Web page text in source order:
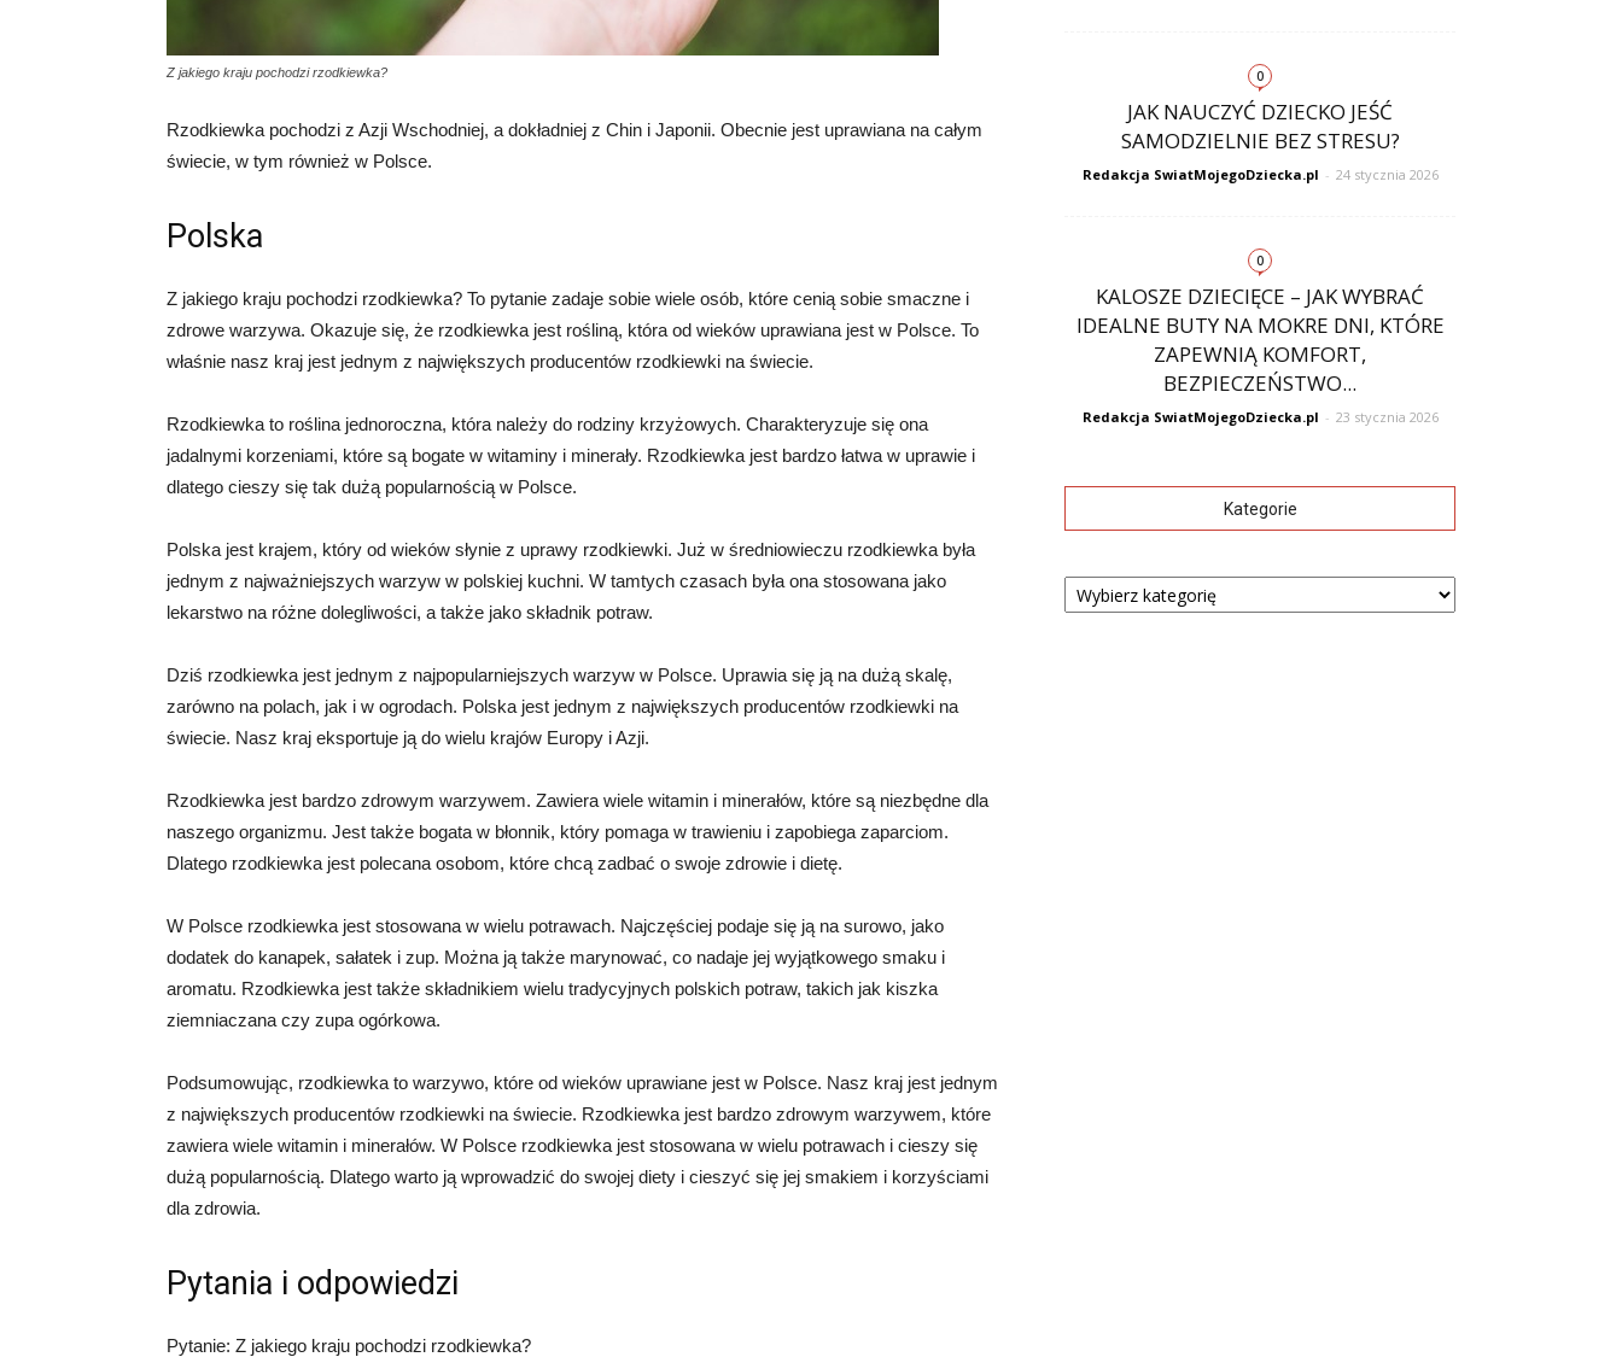
Z jakiego kraju pochodzi rzodkiewka?
Rzodkiewka pochodzi z Azji Wschodniej, a dokładniej z Chin i Japonii. Obecnie jest uprawiana na całym
świecie, w tym również w Polsce.
Polska
Z jakiego kraju pochodzi rzodkiewka? To pytanie zadaje sobie wiele osób, które cenią sobie smaczne i
zdrowe warzywa. Okazuje się, że rzodkiewka jest rośliną, która od wieków uprawiana jest w Polsce. To
właśnie nasz kraj jest jednym z największych producentów rzodkiewki na świecie.
Rzodkiewka to roślina jednoroczna, która należy do rodziny krzyżowych. Charakteryzuje się ona
jadalnymi korzeniami, które są bogate w witaminy i minerały. Rzodkiewka jest bardzo łatwa w uprawie i
dlatego cieszy się tak dużą popularnością w Polsce.
Polska jest krajem, który od wieków słynie z uprawy rzodkiewki. Już w średniowieczu rzodkiewka była
jednym z najważniejszych warzyw w polskiej kuchni. W tamtych czasach była ona stosowana jako
lekarstwo na różne dolegliwości, a także jako składnik potraw.
Dziś rzodkiewka jest jednym z najpopularniejszych warzyw w Polsce. Uprawia się ją na dużą skalę,
zarówno na polach, jak i w ogrodach. Polska jest jednym z największych producentów rzodkiewki na
świecie. Nasz kraj eksportuje ją do wielu krajów Europy i Azji.
Rzodkiewka jest bardzo zdrowym warzywem. Zawiera wiele witamin i minerałów, które są niezbędne dla
naszego organizmu. Jest także bogata w błonnik, który pomaga w trawieniu i zapobiega zaparciom.
Dlatego rzodkiewka jest polecana osobom, które chcą zadbać o swoje zdrowie i dietę.
W Polsce rzodkiewka jest stosowana w wielu potrawach. Najczęściej podaje się ją na surowo, jako
dodatek do kanapek, sałatek i zup. Można ją także marynować, co nadaje jej wyjątkowego smaku i
aromatu. Rzodkiewka jest także składnikiem wielu tradycyjnych polskich potraw, takich jak kiszka
ziemniaczana czy zupa ogórkowa.
Podsumowując, rzodkiewka to warzywo, które od wieków uprawiane jest w Polsce. Nasz kraj jest jednym
z największych producentów rzodkiewki na świecie. Rzodkiewka jest bardzo zdrowym warzywem, które
zawiera wiele witamin i minerałów. W Polsce rzodkiewka jest stosowana w wielu potrawach i cieszy się
dużą popularnością. Dlatego warto ją wprowadzić do swojej diety i cieszyć się jej smakiem i korzyściami
dla zdrowia.
Pytania i odpowiedzi
Pytanie: Z jakiego kraju pochodzi rzodkiewka?
0
JAK NAUCZYĆ DZIECKO JEŚĆ
SAMODZIELNIE BEZ STRESU?
Redakcja SwiatMojegoDziecka.pl - 24 stycznia 2026
0
KALOSZE DZIECIĘCE – JAK WYBRAĆ
IDEALNE BUTY NA MOKRE DNI, KTÓRE
ZAPEWNIĄ KOMFORT,
BEZPIECZEŃSTWO...
Redakcja SwiatMojegoDziecka.pl - 23 stycznia 2026
Kategorie
Kategorie